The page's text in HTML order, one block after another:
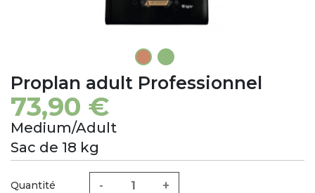
Proplan adult Professionnel
73,90 €
Medium/Adult
Sac de 18 kg
Quantité - +